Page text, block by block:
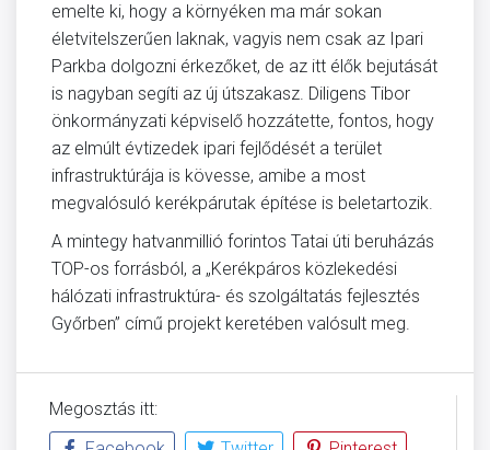
emelte ki, hogy a környéken ma már sokan
életvitelszerűen laknak, vagyis nem csak az Ipari
Parkba dolgozni érkezőket, de az itt élők bejutását
is nagyban segíti az új útszakasz. Diligens Tibor
önkormányzati képviselő hozzátette, fontos, hogy
az elmúlt évtizedek ipari fejlődését a terület
infrastruktúrája is kövesse, amibe a most
megvalósuló kerékpárutak építése is beletartozik.
A mintegy hatvanmillió forintos Tatai úti beruházás
TOP-os forrásból, a „Kerékpáros közlekedési
hálózati infrastruktúra- és szolgáltatás fejlesztés
Győrben” című projekt keretében valósult meg.
Megosztás itt: